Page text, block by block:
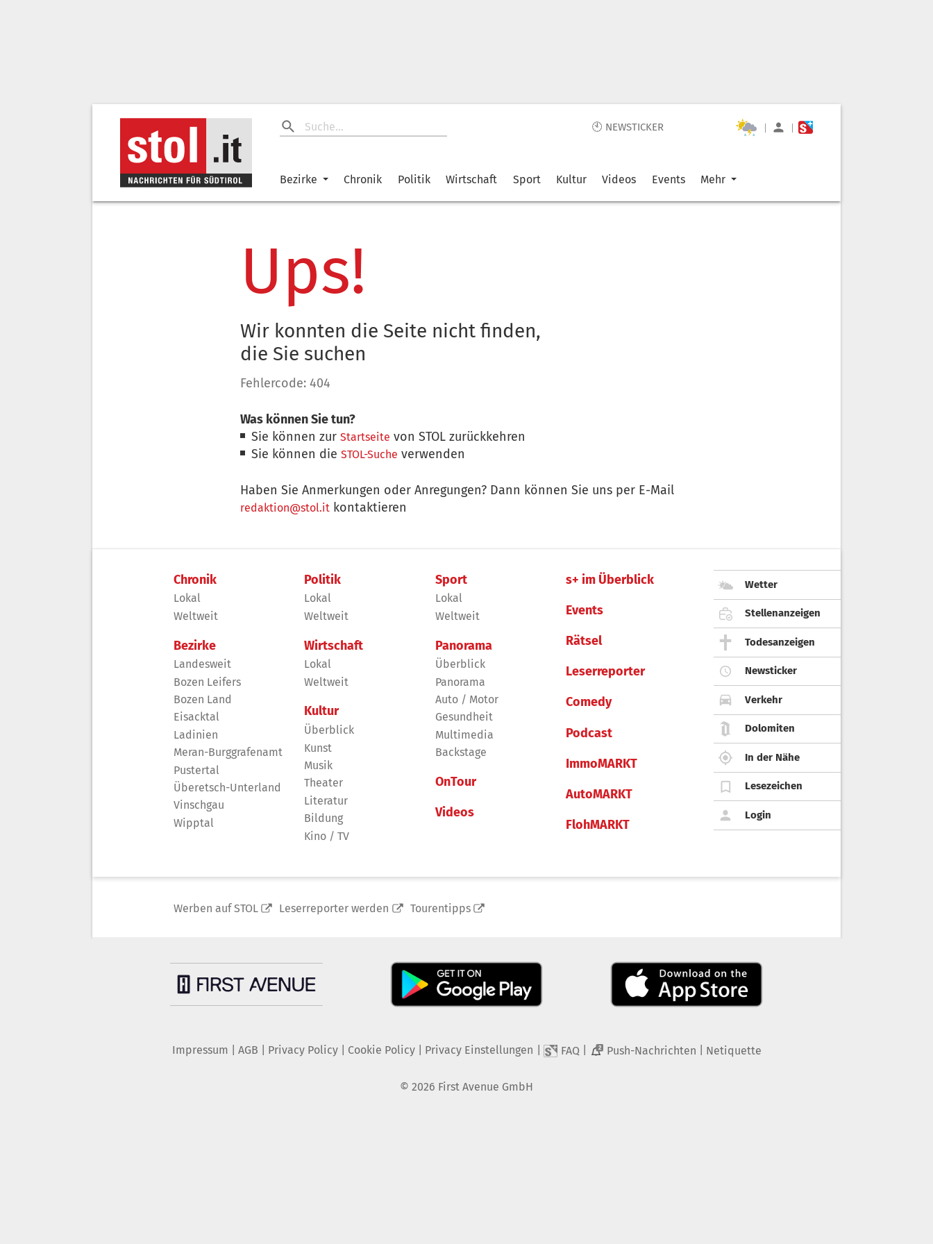
🕙 NEWSTICKER | |
Bezirke Chronik Politik Wirtschaft Sport Kultur Videos Events Mehr
Ups!
Wir konnten die Seite nicht finden,
die Sie suchen
Fehlercode: 404
Was können Sie tun?
Sie können zurStartseite von STOL zurückkehren
Sie können dieSTOL-Suche verwenden
Haben Sie Anmerkungen oder Anregungen? Dann können Sie uns per E-Mail
redaktion@stol.it kontaktieren
Chronik
Lokal
Weltweit
Bezirke
Landesweit
Bozen Leifers
Bozen Land
Eisacktal
Ladinien
Meran-Burggrafenamt
Pustertal
Überetsch-Unterland
Vinschgau
Wipptal
Politik
Lokal
Weltweit
Wirtschaft
Lokal
Weltweit
Kultur
Überblick
Kunst
Musik
Theater
Literatur
Bildung
Kino / TV
Sport
Lokal
Weltweit
Panorama
Überblick
Panorama
Auto / Motor
Gesundheit
Multimedia
Backstage
OnTour
Videos
s+ im Überblick
Events
Rätsel
Leserreporter
Comedy
Podcast
ImmoMARKT
AutoMARKT
FlohMARKT
Wetter
Stellenanzeigen
Todesanzeigen
Newsticker
Verkehr
Dolomiten
In der Nähe
Lesezeichen
Login
Werben auf STOL Leserreporter werden Tourentipps
Impressum AGB Privacy Policy| Cookie Policy| Privacy Einstellungen FAQ 2 Push-Nachrichten Netiquette
© 2026 First Avenue GmbH